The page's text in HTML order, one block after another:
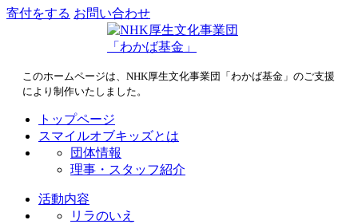
寄付をする お問い合わせ
このホームページは、NHK厚生文化事業団「わかば基金」のご支援
により制作いたしました。
トップページ
スマイルオブキッズとは
団体情報
理事・スタッフ紹介
活動内容
リラのいえ